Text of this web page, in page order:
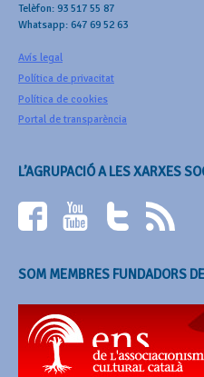
Telèfon: 93 517 55 87
Whatsapp: 647 69 52 63
Avís legal
Política de privacitat
Política de cookies
Portal de transparència
L’AGRUPACIÓ A LES XARXES
SOM MEMBRES FUNDADORS DE